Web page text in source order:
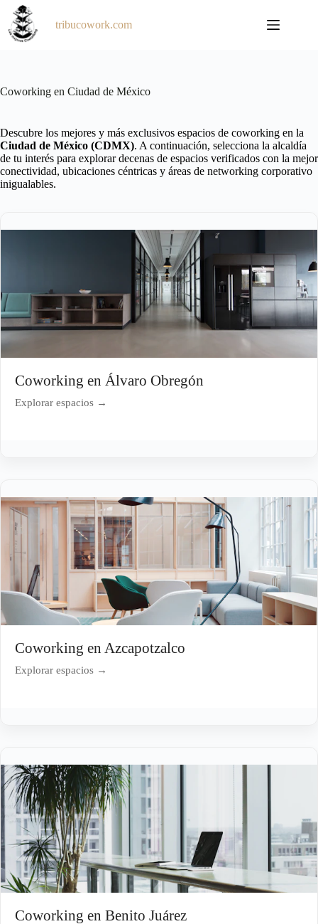
Saltar
contenido
tribucowork.com
Coworking en Ciudad de México
Descubre los mejores y más exclusivos espacios de coworking en la
Ciudad de México (CDMX). A continuación, selecciona la alcaldía
de tu interés para explorar decenas de espacios verificados con la mejor
conectividad, ubicaciones céntricas y áreas de networking corporativo
inigualables.
Coworking en Álvaro Obregón
Explorar espacios →
Coworking en Azcapotzalco
Explorar espacios →
Coworking en Benito Juárez